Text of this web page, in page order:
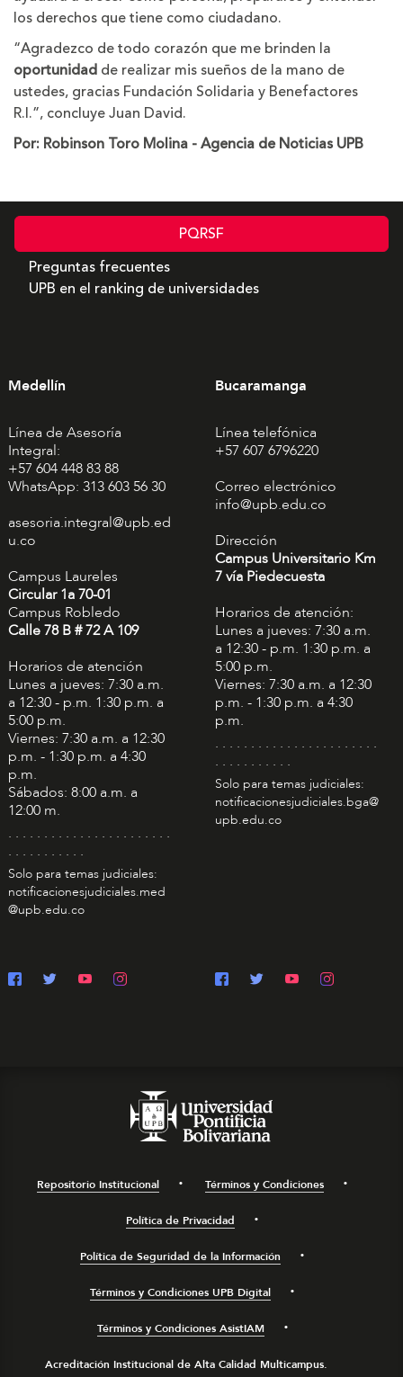
los derechos que tiene como ciudadano.
“Agradezco de todo corazón que me brinden la
oportunidad de realizar mis sueños de la mano de
ustedes, gracias Fundación Solidaria y Benefactores
R.I.”, concluye Juan David.
Por: Robinson Toro Molina - Agencia de Noticias UPB
PQRSF
Preguntas frecuentes
UPB en el ranking de universidades
Medellín
Línea de Asesoría
Integral:
+57 604 448 83 88
WhatsApp: 313 603 56 30
asesoria.integral@upb.ed
u.co
Campus Laureles
Circular 1a 70-01
Campus Robledo
Calle 78 B # 72 A 109
Horarios de atención
Lunes a jueves: 7:30 a.m.
a 12:30 - p.m. 1:30 p.m. a
5:00 p.m.
Viernes: 7:30 a.m. a 12:30
p.m. - 1:30 p.m. a 4:30
p.m.
Sábados: 8:00 a.m. a
12:00 m.
. . . . . . . . . . . . . . . . . . . . . . .
. . . . . . . . . . .
Solo para temas judiciales:
notificacionesjudiciales.med
@upb.edu.co
Bucaramanga
Línea telefónica
+57 607 6796220
Correo electrónico
info@upb.edu.co
Dirección
Campus Universitario Km
7 vía Piedecuesta
Horarios de atención:
Lunes a jueves: 7:30 a.m.
a 12:30 - p.m. 1:30 p.m. a
5:00 p.m.
Viernes: 7:30 a.m. a 12:30
p.m. - 1:30 p.m. a 4:30
p.m.
. . . . . . . . . . . . . . . . . . . . . . .
. . . . . . . . . . .
Solo para temas judiciales:
notificacionesjudiciales.bga@
upb.edu.co
Repositorio Institucional Términos y Condiciones
Política de Privacidad
Política de Seguridad de la Información
Términos y Condiciones UPB Digital
Términos y Condiciones AsistIAM
Acreditación Institucional de Alta Calidad Multicampus.